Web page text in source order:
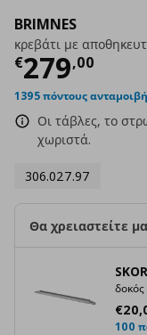
BRIMNES
κρεβάτι με
€279,00
1395 πόντους
Οι τάβλες, το
χωριστά.
306.027.97
Θα χρειαστείτε
δοκός
€20,
100